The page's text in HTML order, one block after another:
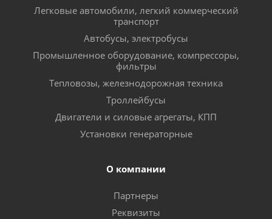
Легковые автомобили, легкий коммерческий
транспорт
Автобусы, электробусы
Промышленное оборудование, компрессоры,
фильтры
Тепловозы, железнодорожная техника
Троллейбусы
Двигатели и силовые агрегаты, КПП
Установки генераторные
О компании
Партнеры
Реквизиты